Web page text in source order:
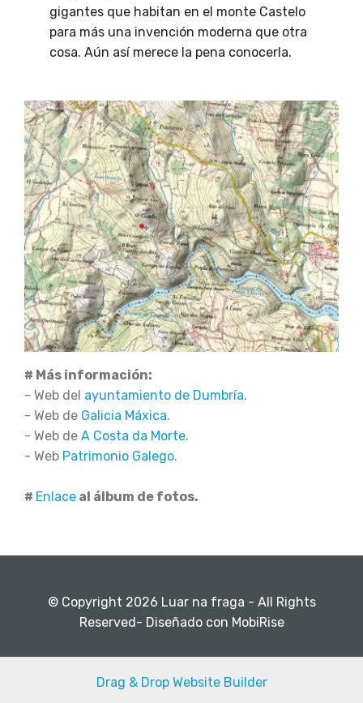
gigantes que habitan en el monte Castelo
para más una invención moderna que otra
cosa. Aún así merece la pena conocerla.
# Más información:
- Web del ayuntamiento de Dumbría.
- Web de Galicia Máxica.
- Web de A Costa da Morte.
- Web Patrimonio Galego.
# Enlace al álbum de fotos.
© Copyright 2026 Luar na fraga - All Rights
Reserved- Diseñado con MobiRise
Drag & Drop Website Builder